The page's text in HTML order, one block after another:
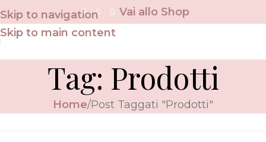
Skip to navigation
Skip to main content
Vai allo Shop
Tag: Prodotti
Home Post Taggati "Prodotti"